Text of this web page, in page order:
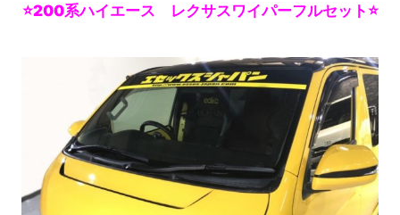
⭐200系ハイエース レクサスワイパーフルセット⭐